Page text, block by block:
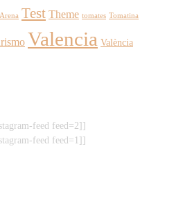
Test Theme tomates Tomatina
Valencia València
feed feed=2]]
feed feed=1]]